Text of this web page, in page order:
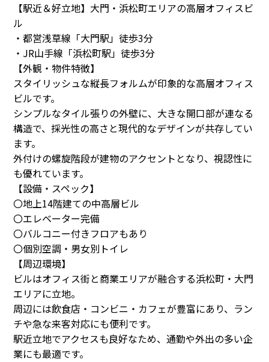
【駅近＆好立地】大門・浜松町エリアの高層オフィスビ
ル
・都営浅草線「大門駅」徒歩3分
・JR山手線「浜松町駅」徒歩3分
【外観・物件特徴】
スタイリッシュな縦長フォルムが印象的な高層オフィス
ビルです。
シンプルなタイル張りの外壁に、大きな開口部が連なる
構造で、採光性の高さと現代的なデザインが共存してい
ます。
外付けの螺旋階段が建物のアクセントとなり、視認性に
も優れています。
【設備・スペック】
〇地上14階建ての中高層ビル
〇エレベーター完備
〇バルコニー付きフロアもあり
〇個別空調・男女別トイレ
【周辺環境】
ビルはオフィス街と商業エリアが融合する浜松町・大門
エリアに立地。
周辺には飲食店・コンビニ・カフェが豊富にあり、ラン
チや急な来客対応にも便利です。
駅近立地でアクセスも良好なため、通勤や外出の多い企
業にも最適です。